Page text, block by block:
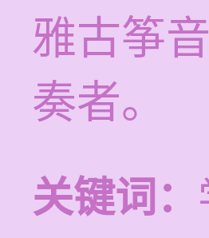
雅古筝
奏者。
关键词：